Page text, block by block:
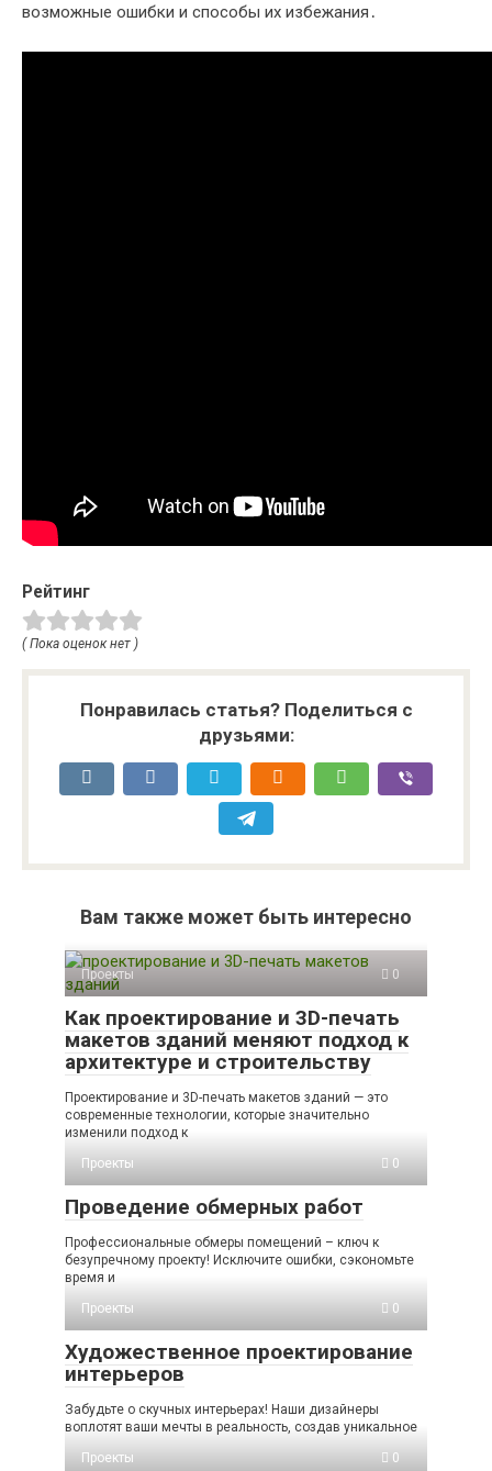
возможные ошибки и способы их избежания․
Рейтинг
( Пока оценок нет )
Понравилась статья? Поделиться с
друзьями:
Вам также может быть интересно
Проекты 0
Как проектирование и 3D-печать
макетов зданий меняют подход к
архитектуре и строительству
Проектирование и 3D-печать макетов зданий — это
современные технологии, которые значительно
изменили подход к
Проекты
0
Проведение обмерных работ
Профессиональные обмеры помещений – ключ к
безупречному проекту! Исключите ошибки, сэкономьте
время и
Проекты
0
Художественное проектирование
интерьеров
Забудьте о скучных интерьерах! Наши дизайнеры
воплотят ваши мечты в реальность, создав уникальное
Проекты
0